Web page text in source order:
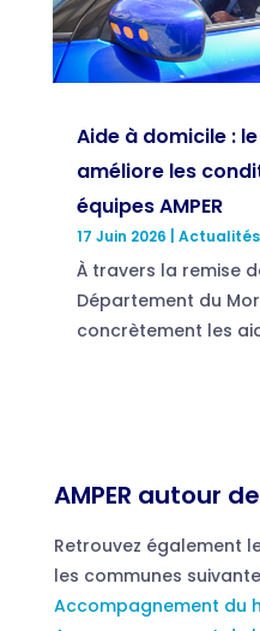
Aide à domicile :
améliore les
équipes AMPER
17 Juin 2026 Actualités
À travers la remise
Département du
concrètement les
AMPER autour
Retrouvez également
les communes
Accompagnement du